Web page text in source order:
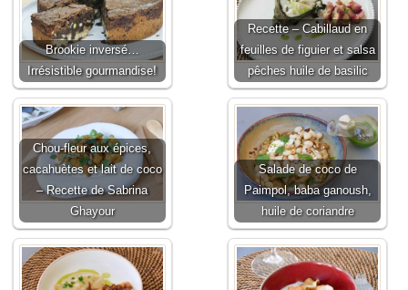
Brookie inversé…
Irrésistible gourmandise!
Recette – Cabillaud en
feuilles de figuier et salsa
pêches huile de basilic
Chou-fleur aux épices,
cacahuètes et lait de coco
– Recette de Sabrina
Ghayour
Salade de coco de
Paimpol, baba ganoush,
huile de coriandre